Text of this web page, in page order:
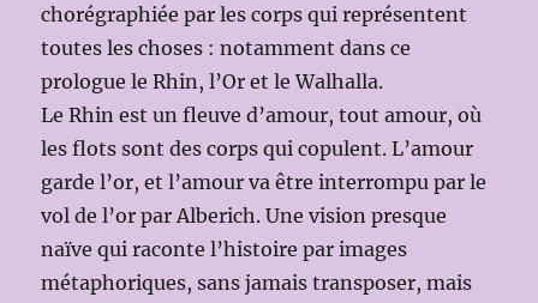
chorégraphiée par les corps qui représentent
toutes les choses : notamment dans ce
prologue le Rhin, l’Or et le Walhalla.
Le Rhin est un fleuve d’amour, tout amour, où
les flots sont des corps qui copulent. L’amour
garde l’or, et l’amour va être interrompu par le
vol de l’or par Alberich. Une vision presque
naïve qui raconte l’histoire par images
métaphoriques, sans jamais transposer, mais